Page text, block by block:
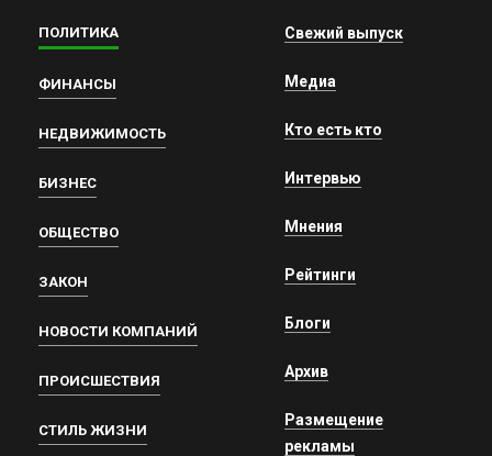
ПОЛИТИКА
ФИНАНСЫ
НЕДВИЖИМОСТЬ
БИЗНЕС
ОБЩЕСТВО
ЗАКОН
НОВОСТИ КОМПАНИЙ
ПРОИСШЕСТВИЯ
СТИЛЬ ЖИЗНИ
Свежий выпуск
Медиа
Кто есть кто
Интервью
Мнения
Рейтинги
Блоги
Архив
Размещение
рекламы